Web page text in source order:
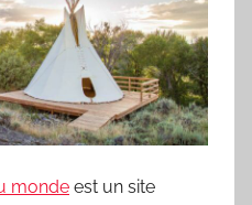
monde est un site